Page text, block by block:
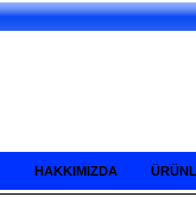
HAKKIMIZDA